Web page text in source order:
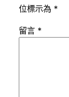
位標示為 *
留言 *